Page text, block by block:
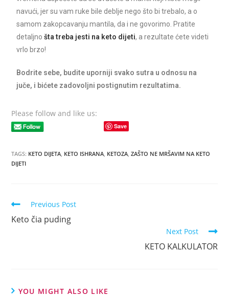
navući, jer su vam ruke bile deblje nego što bi trebalo, a o
samom zakopcavanju mantila, da i ne govorimo. Pratite
detaljno šta treba jesti na keto dijeti, a rezultate ćete videti
vrlo brzo!
Bodrite sebe, budite uporniji svako sutra u odnosu na
juče, i bićete zadovoljni postignutim rezultatima.
Please follow and like us:
Save
TAGS: KETO DIJETA, KETO ISHRANA, KETOZA,ZAŠTO NE MRŠAVIM NA KETO
DIJETI
Previous Post
Keto čia puding
Next Post
KETO KALKULATOR
YOU MIGHT ALSO LIKE